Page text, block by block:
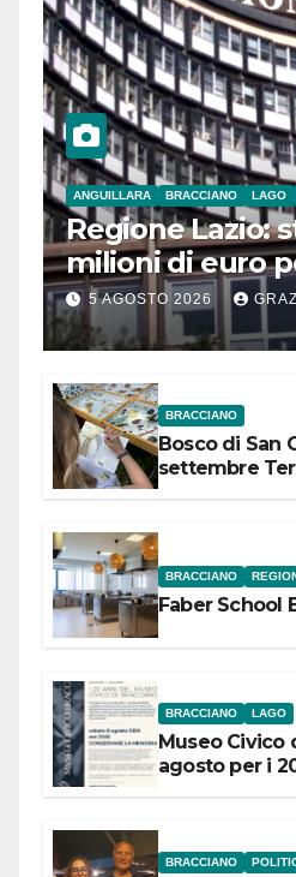
ANGUILLARA BRACCIANO LAGO
Regione Lazio:
milioni di euro
Comuni
Meridionale
5 AGOSTO 2026
BRACCIANO
Bosco di San
settembre
BRACCIANO
Faber School
BRACCIANO LAGO
Museo Civico
agosto per i
BRACCIANO